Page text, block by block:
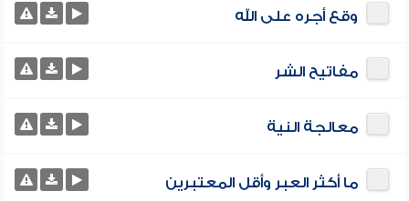
وقع أجره على الله
مفاتيح الشر
معالجة النية
ما أكثر العبر وأقل المعتبرين